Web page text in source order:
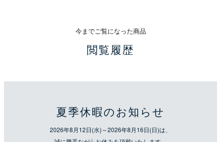
今までご覧になった商品
閲覧履歴
夏季休暇のお知らせ
2026年8月12日(水)～2026年8月16日(日)は、